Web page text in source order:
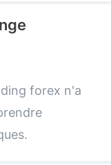
forex n'a